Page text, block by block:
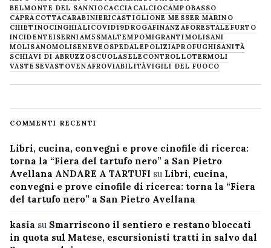
BELMONTE DEL SANNIOCACCIACALCIOCAMPOBASSO
CAPRACOTTACARABINIERICASTIGLIONE MESSER MARINO
CHIETINOCINGHIALICOVID19DROGAFINANZAFORESTALE FURTO
INCIDENTEISERNIAM5SMALTEMPOMIGRANTIMOLISANI
MOLISANOMOLISENEVE OSPEDALEPOLIZIAPROFUGHISANITÀ
SCHIAVI DI ABRUZZOSCUOLASELECONTROLLOTERMOLI
VASTESEVASTOVENAFROVIABILITÀVIGILI DEL FUOCO
COMMENTI RECENTI
Libri, cucina, convegni e prove cinofile di ricerca:
torna la “Fiera del tartufo nero” a San Pietro
Avellana ANDARE A TARTUFI su Libri, cucina,
convegni e prove cinofile di ricerca: torna la “Fiera
del tartufo nero” a San Pietro Avellana
kasia su Smarriscono il sentiero e restano bloccati
in quota sul Matese, escursionisti tratti in salvo dal